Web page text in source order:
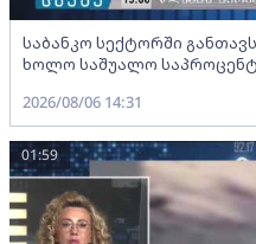
საბანკო სექტორში
ხოლო საშუალო
2026/08/06 14:31
01:59